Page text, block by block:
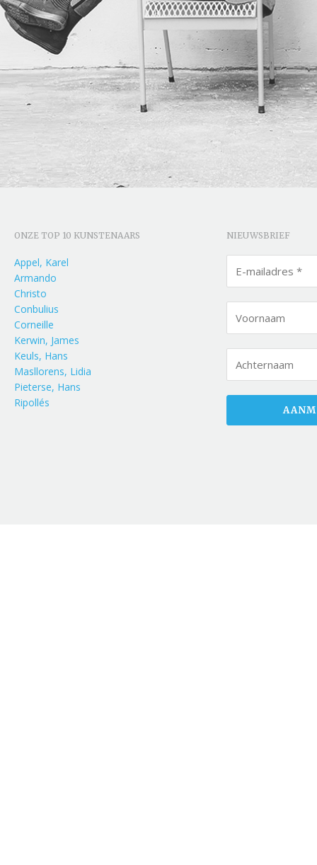
ONZE TOP 10 KUNSTENAARS
Appel, Karel
Armando
Christo
Conbulius
Corneille
Kerwin, James
Keuls, Hans
Masllorens, Lidia
Pieterse, Hans
Ripollés
NIEUWSBRIEF